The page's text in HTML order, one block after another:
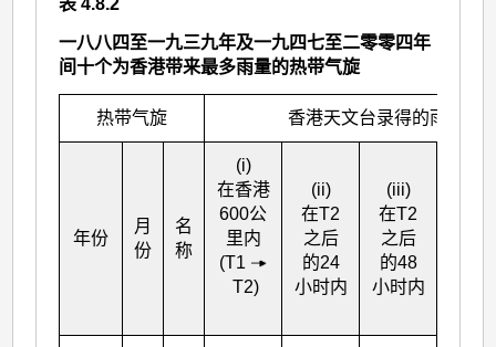
表 4.8.2
一八八四至一九三九年及一九四七至二零零四年
间十个为香港带来最多雨量的热带气旋
热带气旋 香港天文台录得的雨量(毫
年份
月
份
名
称
(i)
在香港
600公
里内
(T1
T2)
(ii)
在T2
之后
的24
小时内
(iii)
在T2
之后
的48
小时内